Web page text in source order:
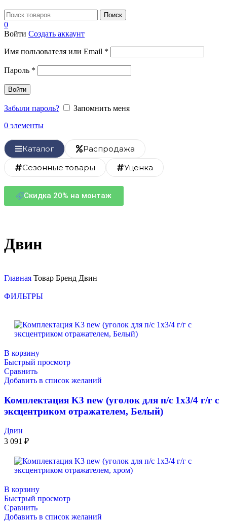
Поиск
0
Войти Создать аккаунт
Имя пользователя или Email *
Пароль *
Войти
Забыли пароль?
Запомнить меня
0 элементы
Каталог
Распродажа
Сезонные товары
Уценка
Скидка 20% на монтаж
Двин
Главная Товар Бренд Двин
ФИЛЬТРЫ
В корзину
Быстрый просмотр
Сравнить
Добавить в список желаний
Комплектация K3 new (уголок для п/с 1х3/4 г/г с
эксцентриком отражателем, Белый)
Двин
3 091 ₽
В корзину
Быстрый просмотр
Сравнить
Добавить в список желаний